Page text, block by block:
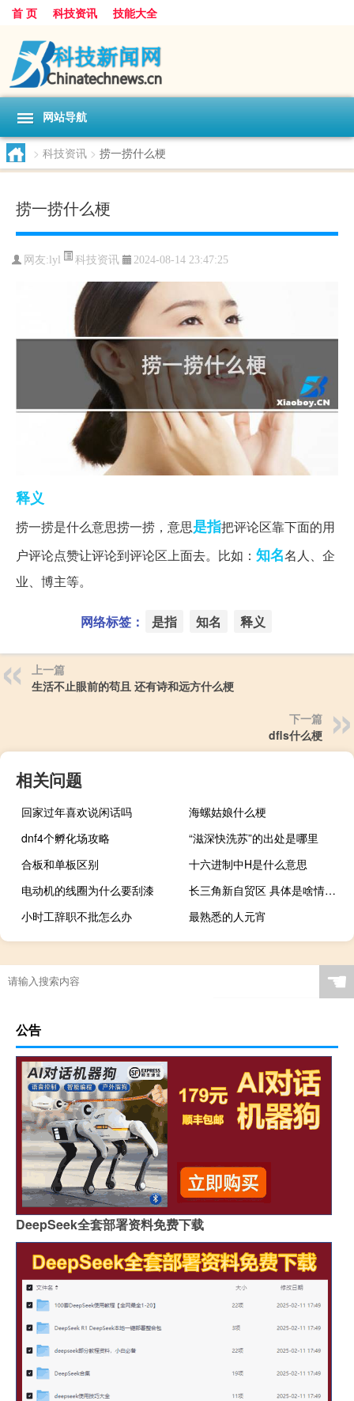
首 页 科技资讯 技能大全
网站导航
> 科技资讯 > 捞一捞什么梗
捞一捞什么梗
网友: lyl 科技资讯 2024-08-14 23:47:25
释义
捞一捞是什么意思捞一捞，意思是指把评论区靠下面的用
户评论点赞让评论到评论区上面去。比如： 知名名人、企
业、博主等。
网络标签： 是指 知名 释义
上一篇
生活不止眼前的苟且 还有诗和远方什么梗
下一篇
dfls什么梗
相关问题
回家过年喜欢说闲话吗
海螺姑娘什么梗
dnf4个孵化场攻略
“滋深快洗苏”的出处是哪里
合板和单板区别
十六进制中H是什么意思
电动机的线圈为什么要刮漆
长三角新自贸区 具体是啥情况聚焦哪块
小时工辞职不批怎么办
最熟悉的人元宵
☚
公告
DeepSeek全套部署资料免费下载